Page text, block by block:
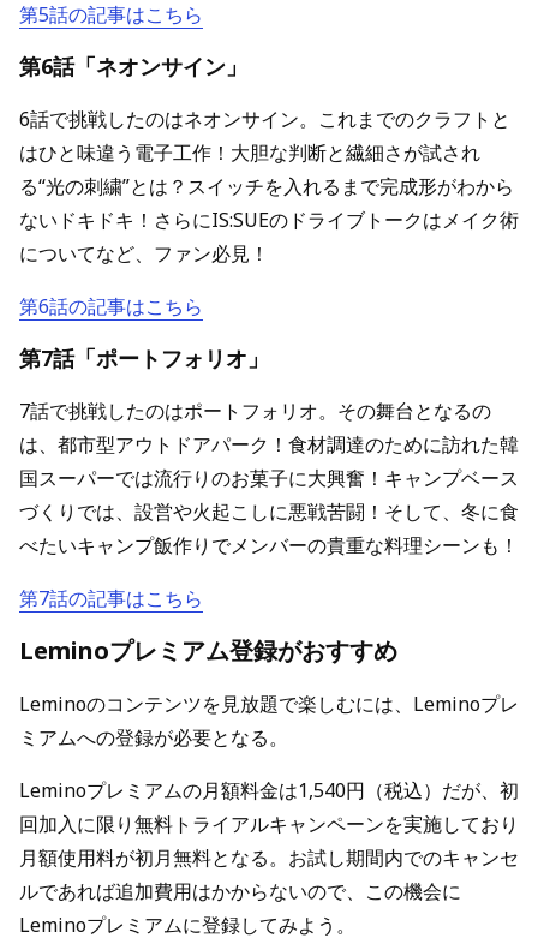
第5話の記事はこちら
第6話「ネオンサイン」
6話で挑戦したのはネオンサイン。これまでのクラフトと
はひと味違う電子工作！大胆な判断と繊細さが試され
る“光の刺繍”とは？スイッチを入れるまで完成形がわから
ないドキドキ！さらにIS:SUEのドライブトークはメイク術
についてなど、ファン必見！
第6話の記事はこちら
第7話「ポートフォリオ」
7話で挑戦したのはポートフォリオ。その舞台となるの
は、都市型アウトドアパーク！食材調達のために訪れた韓
国スーパーでは流行りのお菓子に大興奮！キャンプベース
づくりでは、設営や火起こしに悪戦苦闘！そして、冬に食
べたいキャンプ飯作りでメンバーの貴重な料理シーンも！
第7話の記事はこちら
Leminoプレミアム登録がおすすめ
Leminoのコンテンツを見放題で楽しむには、Leminoプレ
ミアムへの登録が必要となる。
Leminoプレミアムの月額料金は1,540円（税込）だが、初
回加入に限り無料トライアルキャンペーンを実施しており
月額使用料が初月無料となる。お試し期間内でのキャンセ
ルであれば追加費用はかからないので、この機会に
Leminoプレミアムに登録してみよう。